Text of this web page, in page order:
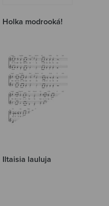
Holka modrooká!
Iltaisia lauluja